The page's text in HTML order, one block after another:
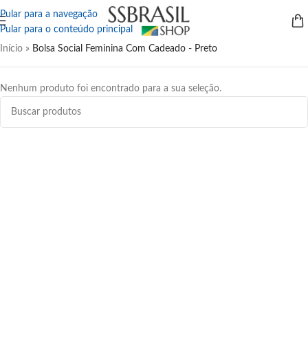
Pular para a navegação
Pular para o conteúdo principal
Início » Bolsa Social Feminina Com Cadeado - Preto
Nenhum produto foi encontrado para a sua seleção.